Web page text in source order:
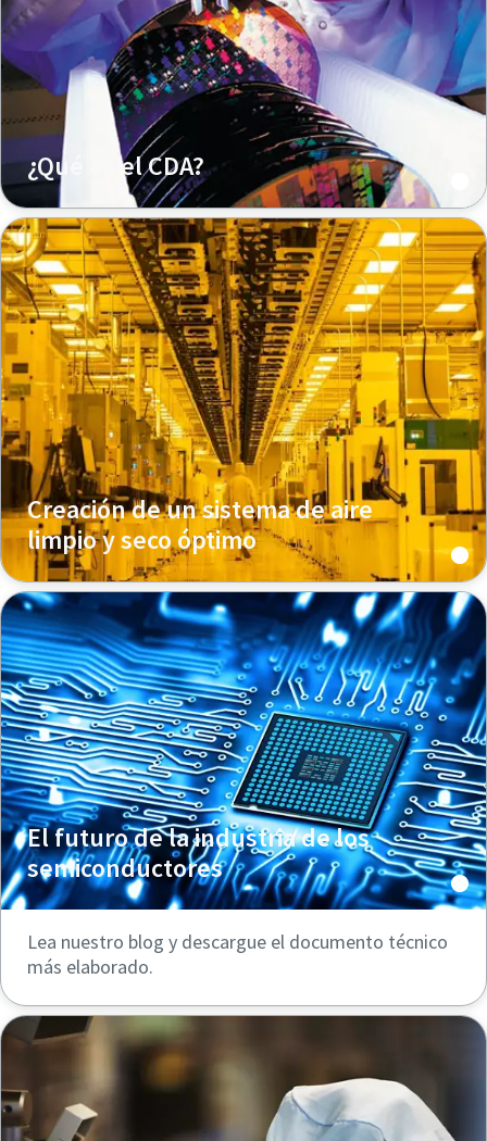
¿Qué es el CDA?
Creación de un sistema de aire
limpio y seco óptimo
El futuro de la industria de los
semiconductores
Lea nuestro blog y descargue el documento técnico
más elaborado.